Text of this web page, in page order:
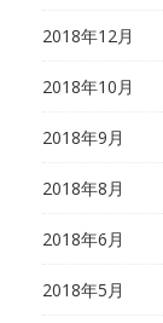
2018年12月
2018年10月
2018年9月
2018年8月
2018年6月
2018年5月